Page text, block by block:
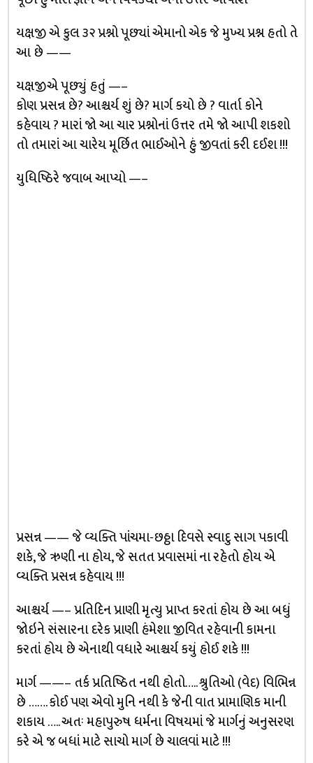
યક્ષજી એ કુલ ૩૨ પ્રશ્નો પૂછ્યાં એમાનો એક જે મુખ્ય પ્રશ્ન હતો તે
આ છે ——
યક્ષજીએ પૂછ્યું હતું —–
કોણ પ્રસન્ન છે? આશ્ચર્ય શું છે? માર્ગ કયો છે ? વાર્તા કોને
કહેવાય ? મારાં જો આ ચાર પ્રશ્નોનાં ઉત્તર તમે જો આપી શકશો
તો તમારાં આ ચારેય મૂર્છિત ભાઈઓને હું જીવતાં કરી દઈશ !!!
યુધિષ્ઠિરે જવાબ આપ્યો —–
પ્રસન્ન —— જે વ્યક્તિ પાંચમા-છઠ્ઠા દિવસે સ્વાદુ સાગ પકાવી
શકે, જે ઋણી ના હોય, જે સતત પ્રવાસમાં ના રહેતો હોય એ
વ્યક્તિ પ્રસન્ન કહેવાય !!!
આશ્ચર્ય —– પ્રતિદિન પ્રાણી મૃત્યુ પ્રાપ્ત કરતાં હોય છે આ બધું
જોઇને સંસારના દરેક પ્રાણી હંમેશા જીવિત રહેવાની કામના
કરતાં હોય છે એનાથી વધારે આશ્ચર્ય કયું હોઈ શકે !!!
માર્ગ ——– તર્ક પ્રતિષ્ઠિત નથી હોતો….. શ્રુતિઓ (વેદ) વિભિન્ન
છે ……. કોઈ પણ એવો મુનિ નથી કે જેની વાત પ્રામાણિક માની
શકાય ….. અતઃ મહાપુરુષ ધર્મના વિષયમાં જે માર્ગનું અનુસરણ
કરે એ જ બધાં માટે સાચો માર્ગ છે ચાલવાં માટે !!!